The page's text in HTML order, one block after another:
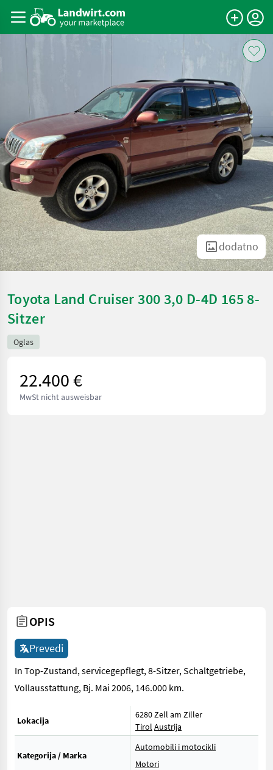
dodatno
Toyota Land Cruiser 300 3,0 D-4D 165 8-
Sitzer
Oglas
22.400 €
MwSt nicht ausweisbar
OPIS
Prevedi
In Top-Zustand, servicegepflegt, 8-Sitzer, Schaltgetriebe,
Vollausstattung, Bj. Mai 2006, 146.000 km.
Lokacija
6280 Zell am Ziller
Tirol Austrija
Kategorija / Marka
Automobili i motocikli
Motori